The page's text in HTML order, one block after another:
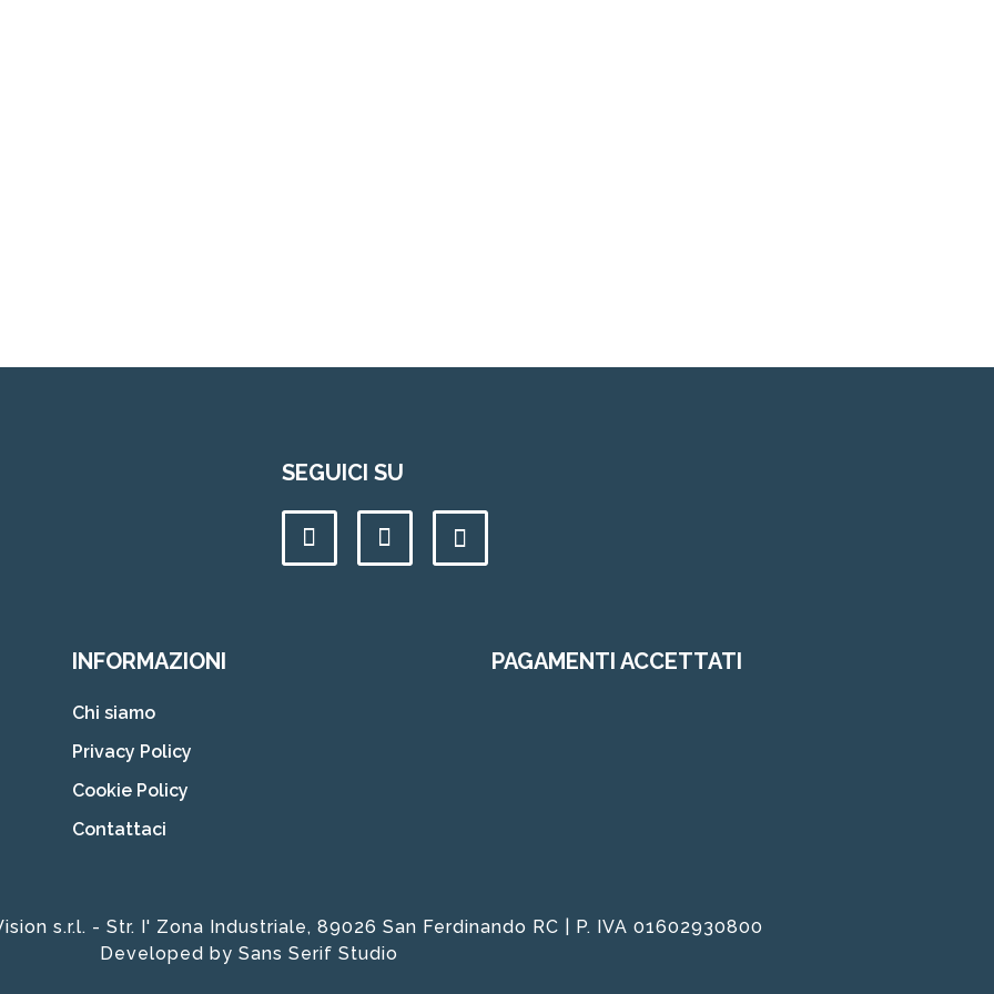
SEGUICI SU
INFORMAZIONI
Chi siamo
Privacy Policy
Cookie Policy
Contattaci
PAGAMENTI ACCETTATI
s.r.l. - Str. I' Zona Industriale, 89026 San Ferdinando RC | P. IVA 01602930800
Developed by Sans Serif Studio